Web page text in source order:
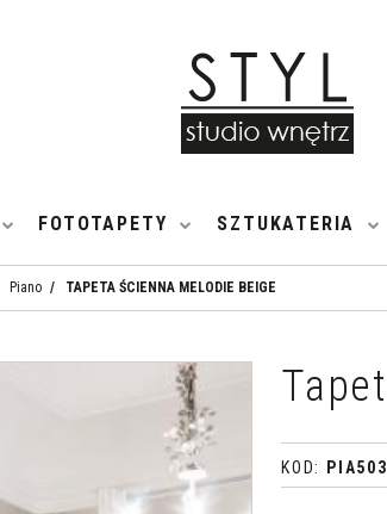
FOTOTAPETY SZTUKATERIA
Piano / TAPETA ŚCIENNA MELODIE BEIGE
KOD: